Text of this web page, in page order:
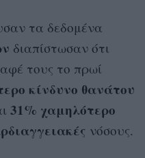
τα δεδομένα
διαπίστωσαν ότι
τους το πρωί
κίνδυνο θανάτου
31% χαμηλότερο
νόσους.